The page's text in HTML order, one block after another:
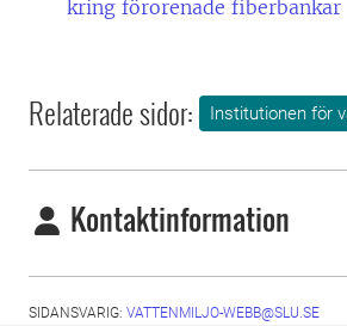
kring förorenade fiberbankar
Relaterade sidor: Institutionen för
Kontaktinformation
SIDANSVARIG: VATTENMILJO-WEBB@SLU.SE